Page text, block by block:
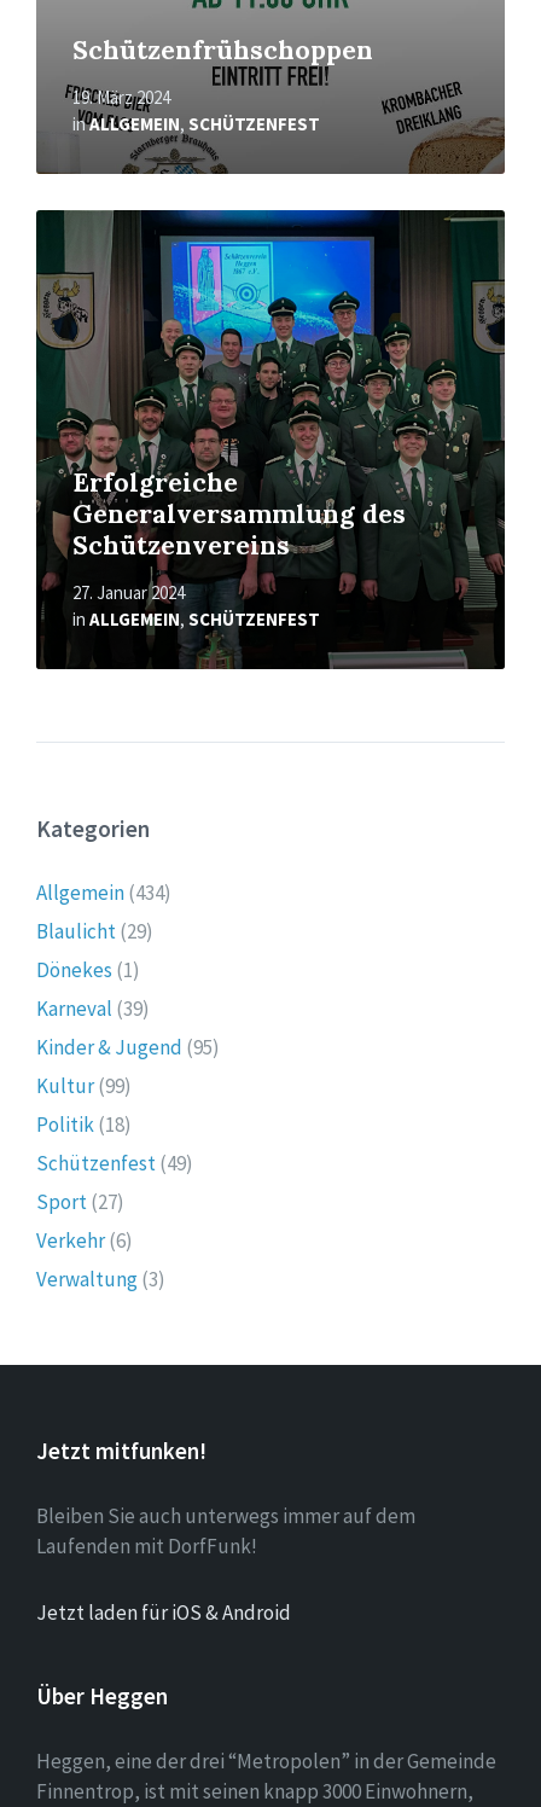
Schützenfrühschoppen
19. März 2024
inALLGEMEIN, SCHÜTZENFEST
Erfolgreiche
Generalversammlung des
Schützenvereins
27. Januar 2024
in ALLGEMEIN, SCHÜTZENFEST
Mehr
Kategorien
Allgemein(434)
Blaulicht(29)
Dönekes (1)
Karneval (39)
Kinder & Jugend (95)
Kultur(99)
Politik(18)
Schützenfest(49)
Sport(27)
Verkehr(6)
Verwaltung(3)
Jetzt mitfunken!
Bleiben Sie auch unterwegs immer auf dem
Laufenden mit DorfFunk!
Jetzt laden für iOS & Android
Über Heggen
Heggen, eine der drei “Metropolen” in der Gemeinde
Finnentrop, ist mit seinen knapp 3000 Einwohnern,